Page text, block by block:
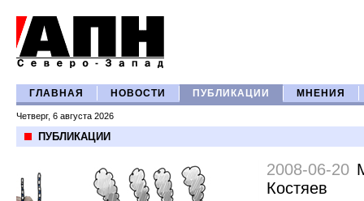
ГЛАВНАЯ НОВОСТИ ПУБЛИКАЦИИ МНЕНИЯ
Четверг, 6 августа 2026
ПУБЛИКАЦИИ
2008-06-20
Костяев